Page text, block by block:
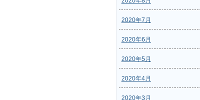
2020年7月
2020年6月
2020年5月
2020年4月
2020年3月